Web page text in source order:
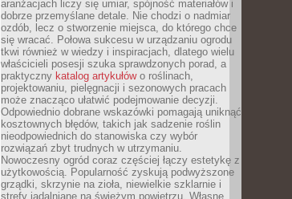
aranżacjach liczy się umiar, spójność materiałów i
dobrze przemyślane detale. Nie chodzi o nadmiar
ozdób, lecz o stworzenie miejsca, do którego chce
się wracać. Połowa sukcesu w urządzaniu ogrodu
tkwi również w wiedzy i inspiracjach, dlatego wielu
właścicieli posesji szuka sprawdzonych porad, a
praktyczny katalog artykułówo roślinach,
projektowaniu, pielęgnacji i sezonowych pracach
może znacząco ułatwić podejmowanie decyzji.
Odpowiednio dobrane wskazówki pomagają uniknąć
kosztownych błędów, takich jak sadzenie roślin
nieodpowiednich do stanowiska czy wybór
rozwiązań zbyt trudnych w utrzymaniu.
Nowoczesny ogród coraz częściej łączy estetykę z
użytkowością. Popularność zyskują podwyższone
grządki, skrzynie na zioła, niewielkie szklarnie i
strefy jadalniane na świeżym powietrzu. Własne